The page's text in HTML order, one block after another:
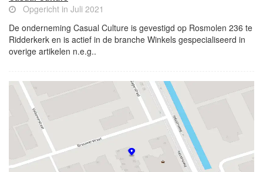
Opgericht in Juli 2021
De onderneming Casual Culture is gevestigd op Rosmolen 236 te
Ridderkerk en is actief in de branche Winkels gespecialiseerd in
overige artikelen n.e.g..